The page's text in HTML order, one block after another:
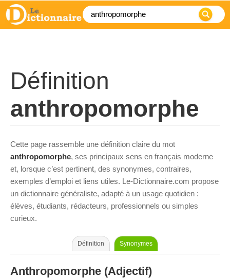
Définition
anthropomorphe
Cette page rassemble une définition claire du mot
anthropomorphe, ses principaux sens en français moderne
et, lorsque c’est pertinent, des synonymes, contraires,
exemples d’emploi et liens utiles. Le-Dictionnaire.com propose
un dictionnaire généraliste, adapté à un usage quotidien :
élèves, étudiants, rédacteurs, professionnels ou simples
curieux.
Définition Synonymes
Anthropomorphe (Adjectif)